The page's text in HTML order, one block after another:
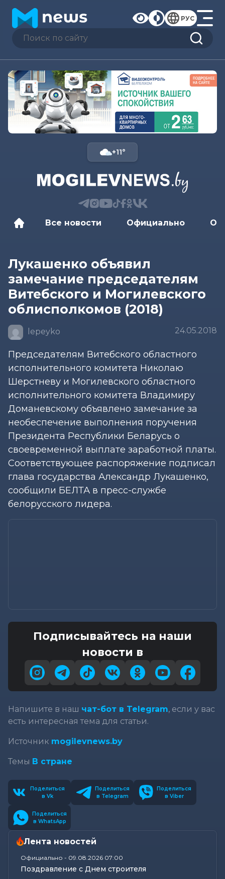
РУС
+11°
Все новости Официально
Лукашенко объявил
замечание председателям
Витебского и Могилевского
облисполкомов (2018)
lepeyko 24.05.2018
Председателям Витебского областного
исполнительного комитета Николаю
Шерстневу и Могилевского областного
исполнительного комитета Владимиру
Доманевскому объявлено замечание за
необеспечение выполнения поручения
Президента Республики Беларусь о
своевременной выплате заработной платы.
Соответствующее распоряжение подписал
глава государства Александр Лукашенко,
сообщили БЕЛТА в пресс-службе
белорусского лидера.
Подписывайтесь на наши
новости в
Напишите в наш чат-бот в Telegram, если у вас
есть интересная тема для статьи.
Источник mogilevnews.by
Темы В стране
Поделиться
в Vk
Поделиться
в Telegram
Поделиться
в Viber
Поделиться
в WhatsApp
Лента новостей
Официально - 09.08.2026 07:00
Поздравление с Днем строителя